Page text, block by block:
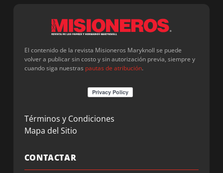
El contenido de la revista Misioneros Maryknoll se puede
volver a publicar sin costo y sin autorización previa, siempre y
cuando siga nuestras pautas de atribución.
Términos y Condiciones
Mapa del Sitio
CONTACTAR